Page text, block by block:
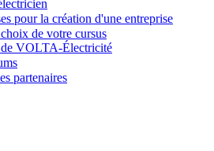
pour la création d'une entreprise
de votre cursus
VOLTA-Électricité
partenaires